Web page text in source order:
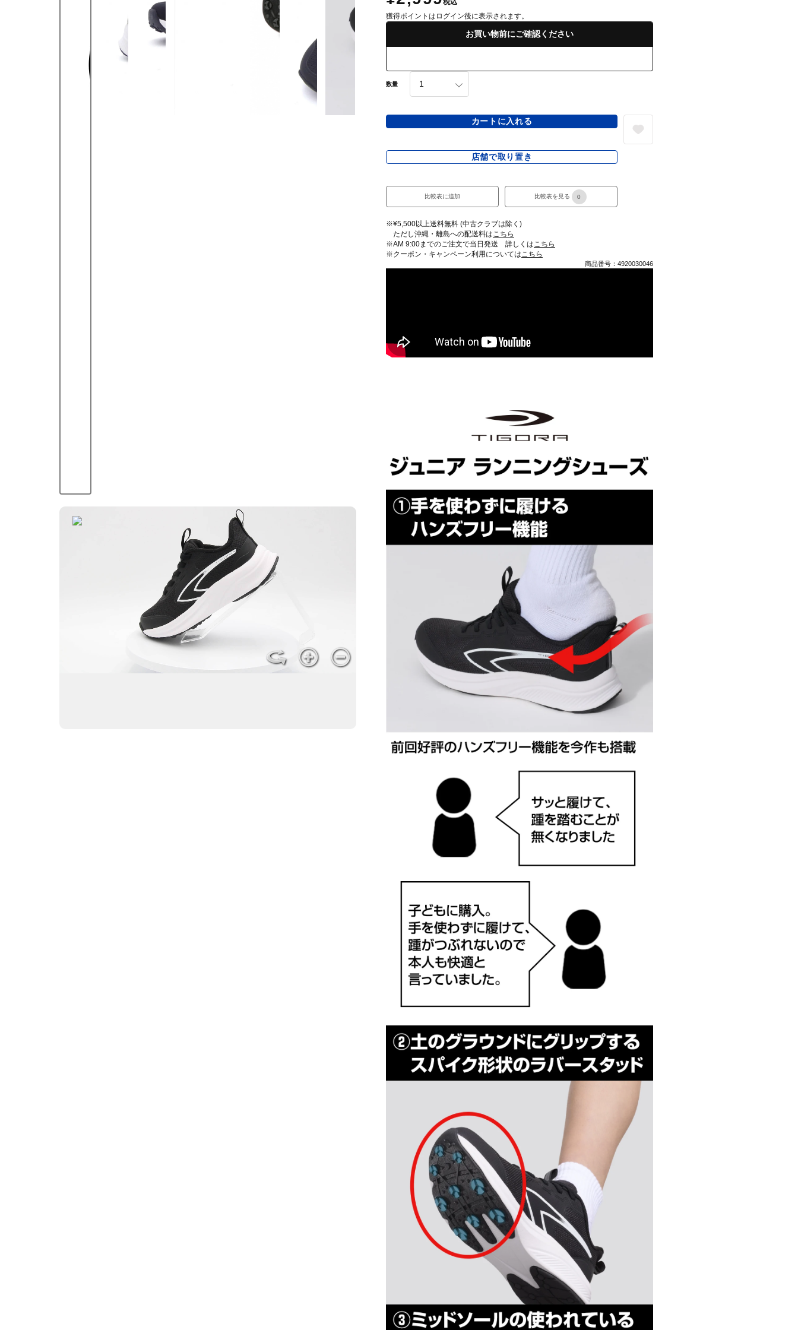
税込
獲得ポイントはログイン後に表示されます。
お買い物前にご確認ください
数量
カートに入れる
店舗で取り置き
比較表に追加 比較表を見る 0
※¥5,500以上送料無料 (中古クラブは除く)
ただし沖縄・離島への配送料はこちら
※AM 9:00までのご注文で当日発送 詳しくはこちら
※クーポン・キャンペーン利用についてはこちら
商品番号：4920030046